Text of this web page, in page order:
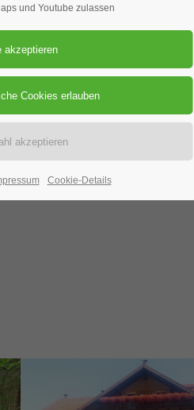
und Youtube zulassen
Cookie-Details